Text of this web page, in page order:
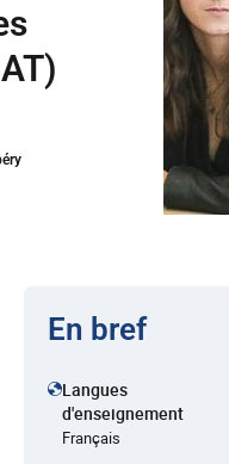
En bref
Langues
d'enseignement
Français